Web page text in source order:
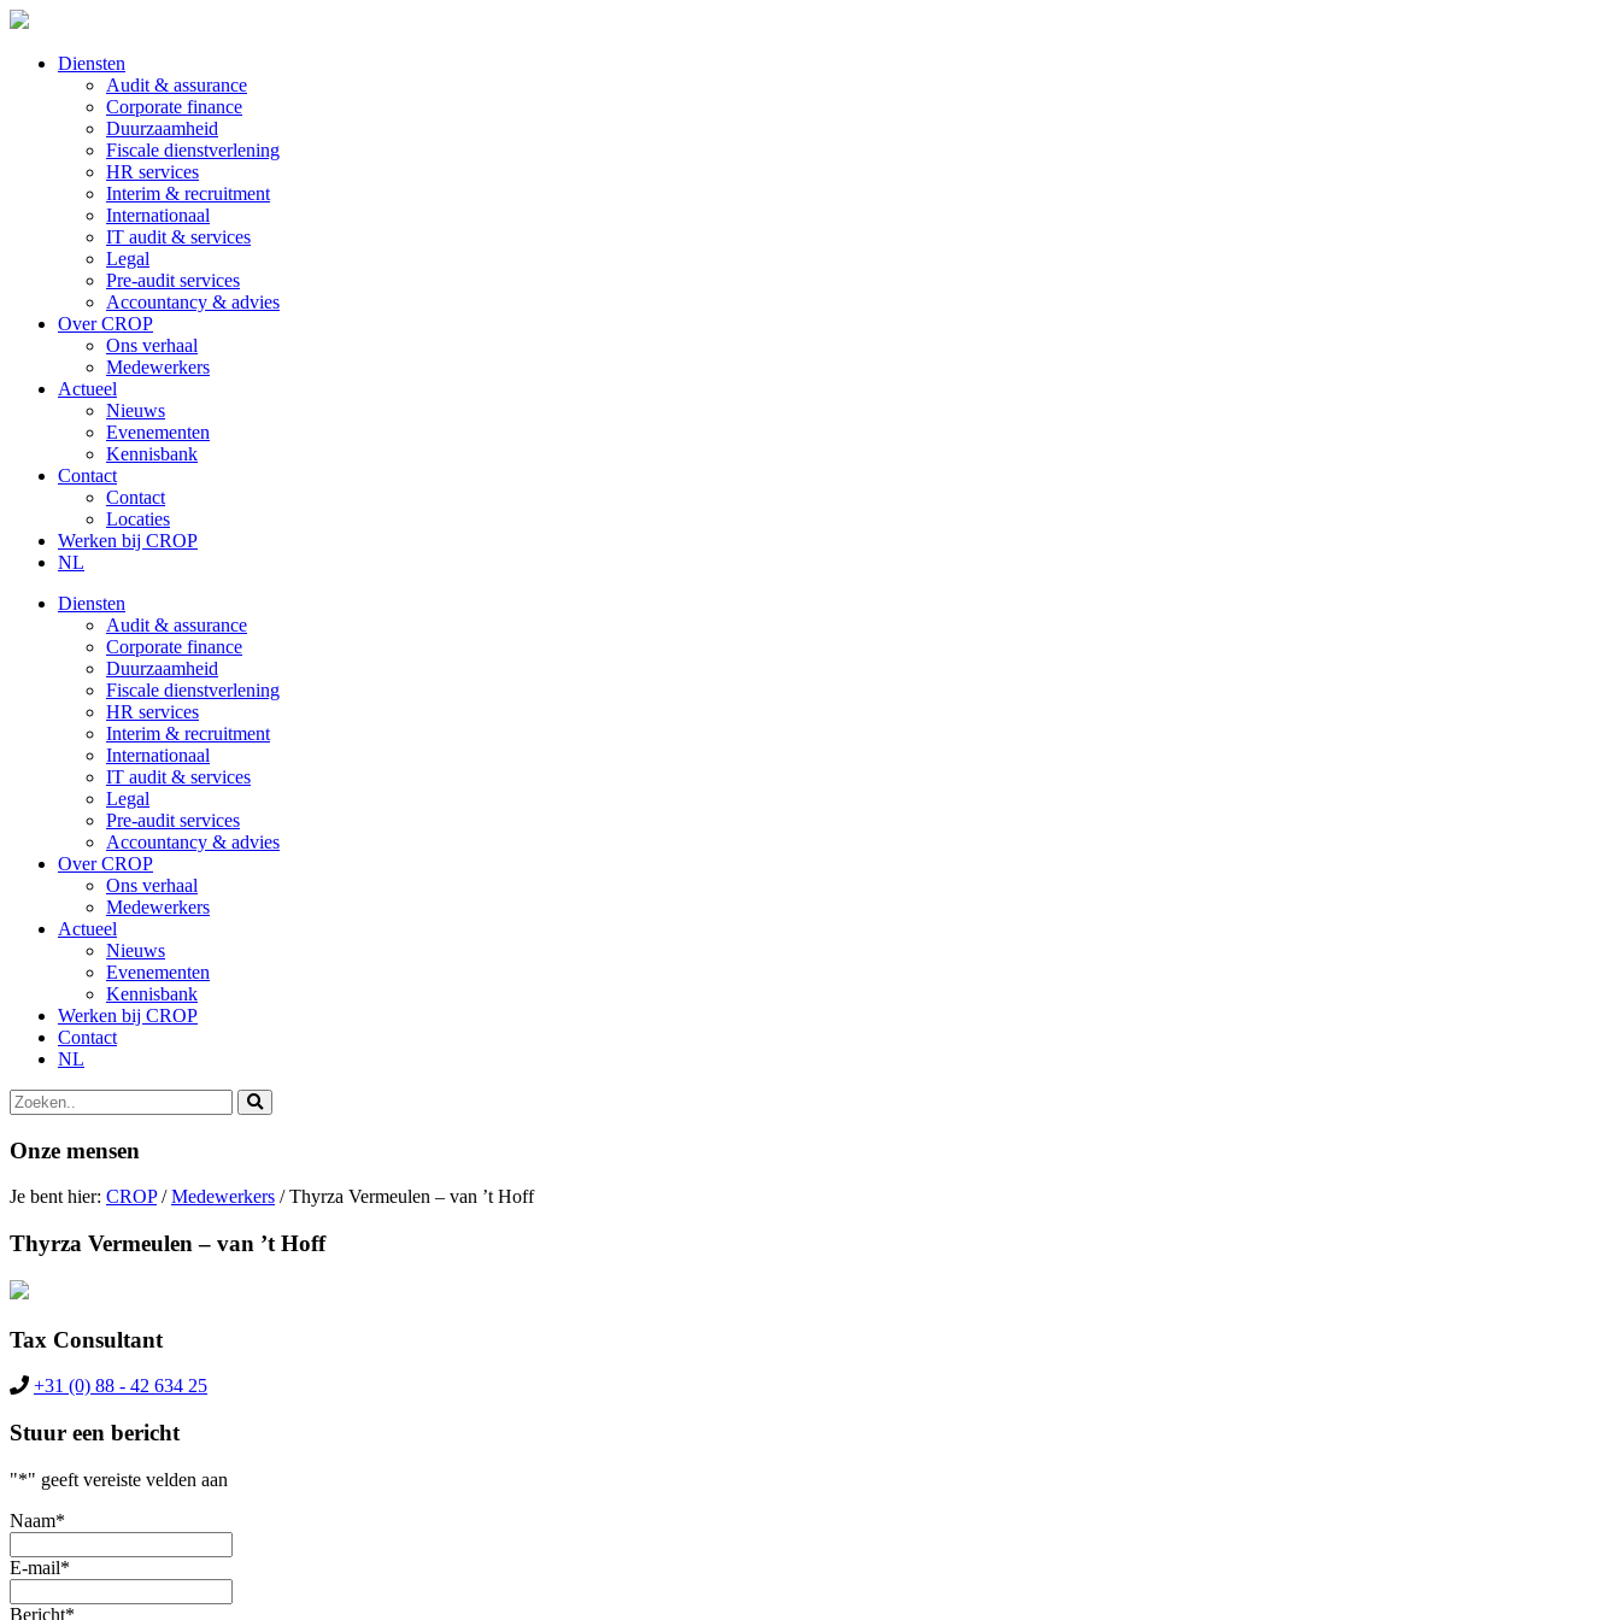
Diensten
Audit & assurance
Corporate finance
Duurzaamheid
Fiscale dienstverlening
HR services
Interim & recruitment
Internationaal
IT audit & services
Legal
Pre-audit services
Accountancy & advies
Over CROP
Ons verhaal
Medewerkers
Actueel
Nieuws
Evenementen
Kennisbank
Contact
Contact
Locaties
Werken bij CROP
NL
Diensten
Audit & assurance
Corporate finance
Duurzaamheid
Fiscale dienstverlening
HR services
Interim & recruitment
Internationaal
IT audit & services
Legal
Pre-audit services
Accountancy & advies
Over CROP
Ons verhaal
Medewerkers
Actueel
Nieuws
Evenementen
Kennisbank
Werken bij CROP
Contact
NL
Zoek
naar:
Onze mensen
Je bent hier: CROP/Medewerkers /Thyrza Vermeulen – van ’t Hoff
Thyrza Vermeulen – van ’t Hoff
Tax Consultant
+31 (0) 88 - 42 634 25
Stuur een bericht
"*" geeft vereiste velden aan
Naam*
E-mail*
Bericht*